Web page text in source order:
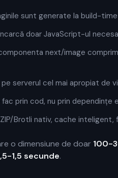
sunt generate la build-
doar JavaScript-ul
next/image
serverul cel mai apropiat de
prin cod, nu prin dependințe
Brotli nativ, cache
o dimensiune de doar 100-
1,5 secunde.